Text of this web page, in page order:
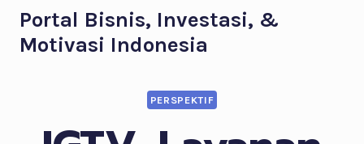
Skip
content
Portal Bisnis, Investasi, &
Motivasi Indonesia
PERSPEKTIF